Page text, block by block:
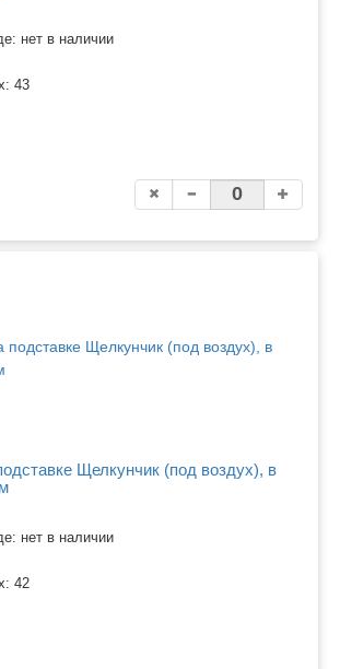
нет в наличии
43
Щелкунчик (под воздух), в
нет в наличии
42